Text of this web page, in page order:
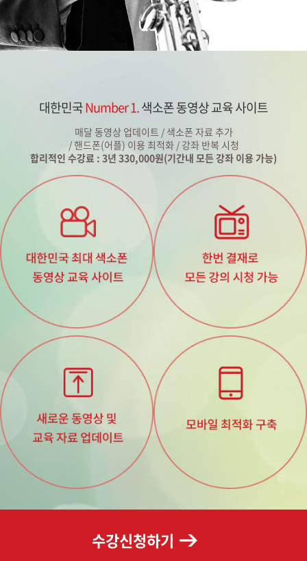
대한민국Number 1.색소폰 동영상 교육 사이트
매달 동영상 업데이트 / 색소폰 자료 추가
/ 핸드폰(어플) 이용 최적화 / 강좌 반복 시청
합리적인 수강료 : 3년 330,000원(기간내 모든 강좌 이용 가능)
수강신청하기